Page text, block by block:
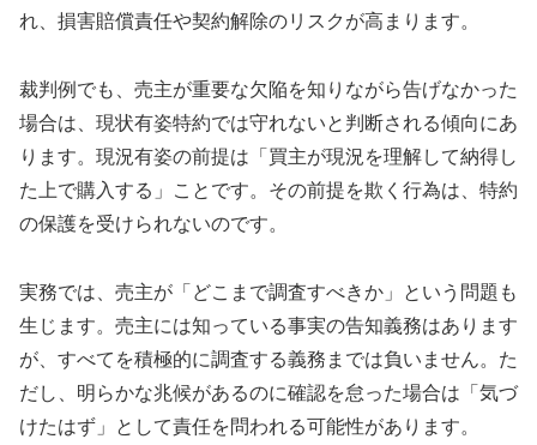
れ、損害賠償責任や契約解除のリスクが高まります。
裁判例でも、売主が重要な欠陥を知りながら告げなかった
場合は、現状有姿特約では守れないと判断される傾向にあ
ります。現況有姿の前提は「買主が現況を理解して納得し
た上で購入する」ことです。その前提を欺く行為は、特約
の保護を受けられないのです。
実務では、売主が「どこまで調査すべきか」という問題も
生じます。売主には知っている事実の告知義務はあります
が、すべてを積極的に調査する義務までは負いません。た
だし、明らかな兆候があるのに確認を怠った場合は「気づ
けたはず」として責任を問われる可能性があります。